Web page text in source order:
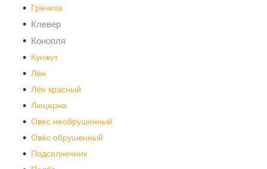
Гречиха
Клевер
Конопля
Кунжут
Лён
Лён красный
Люцерна
Овес необрушенный
Овёс обрушенный
Подсолнечник